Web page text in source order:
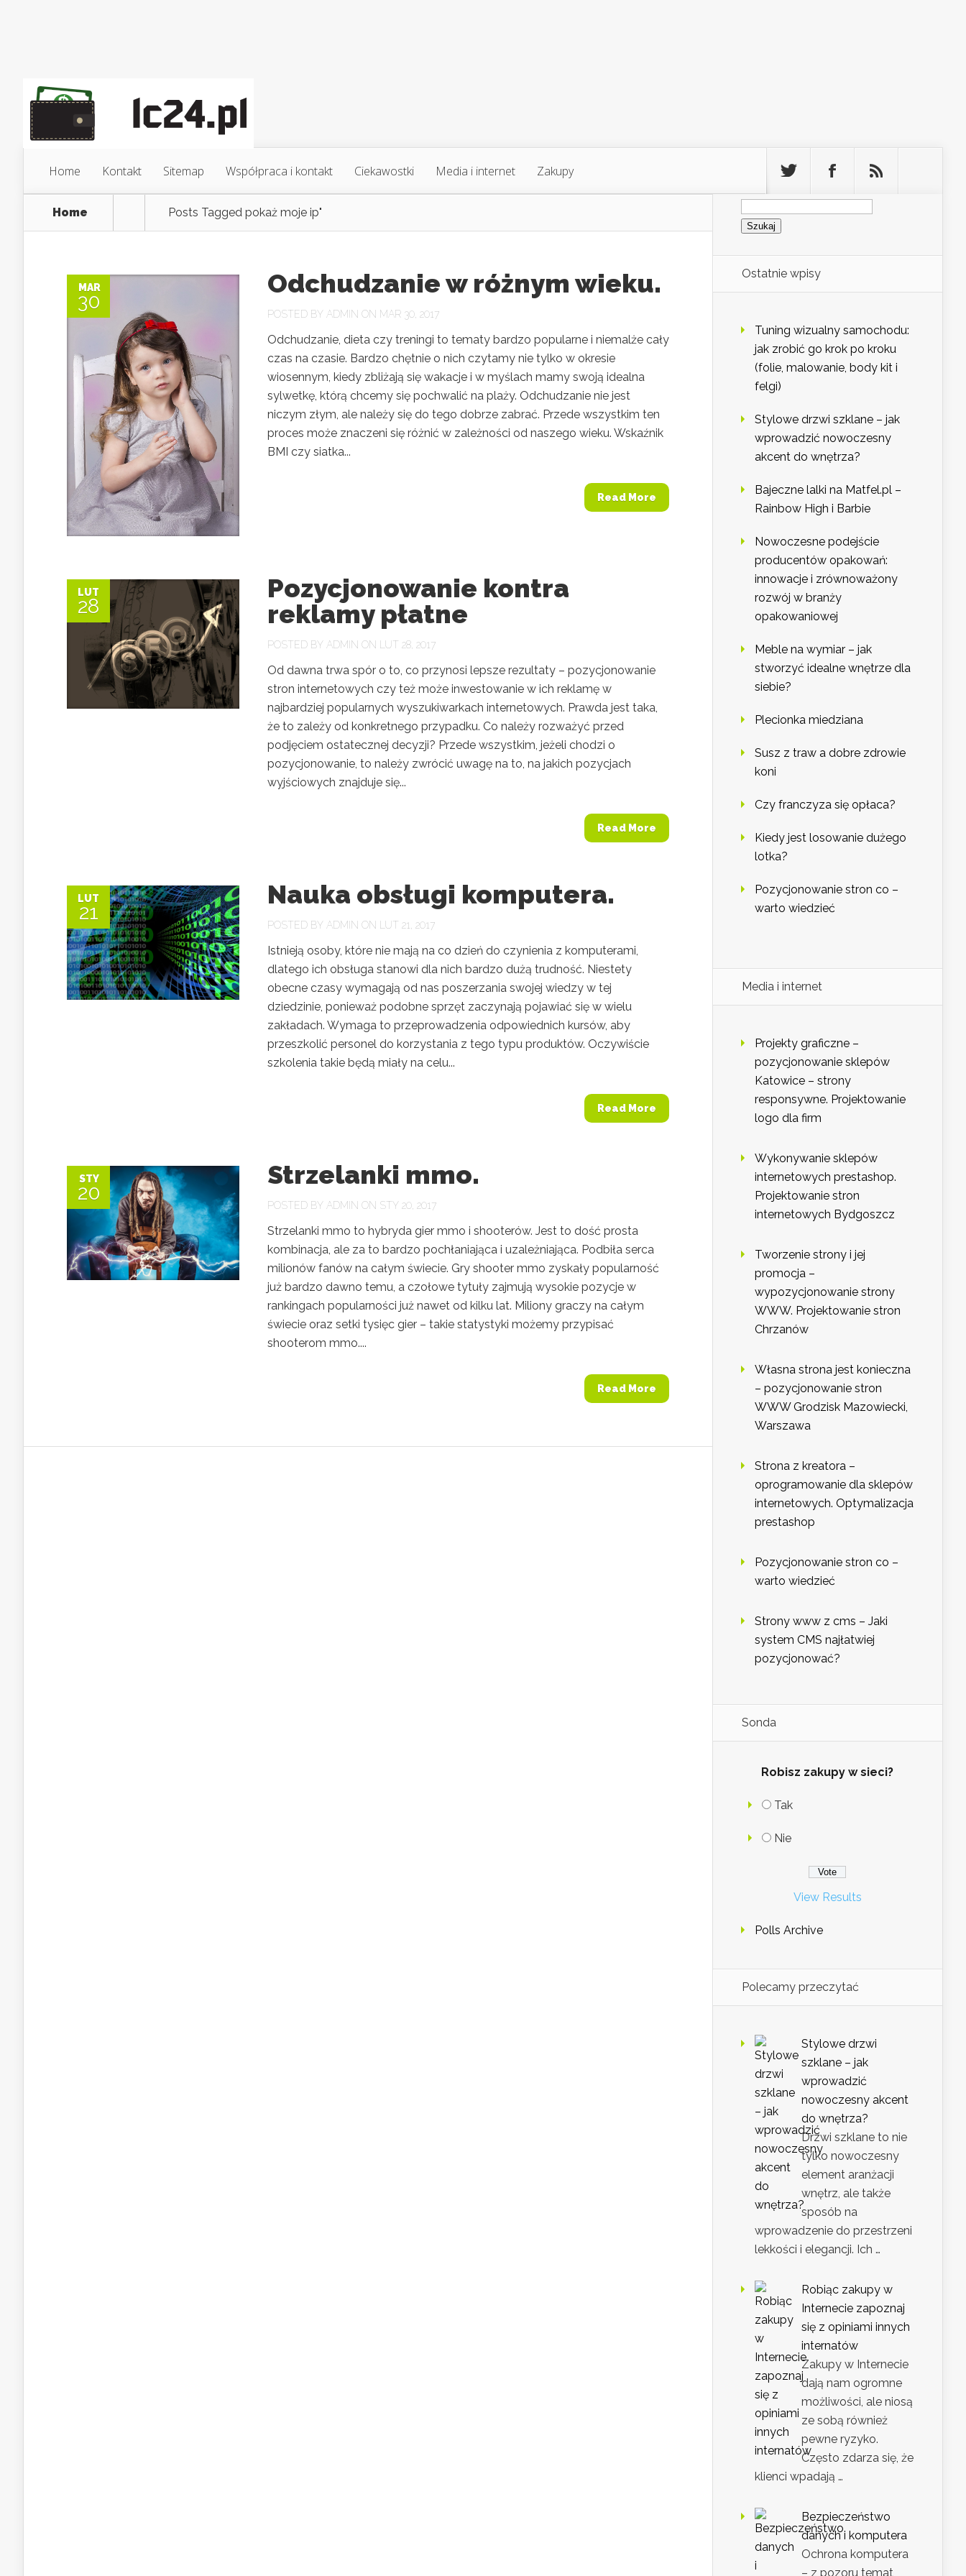
Home Kontakt Sitemap Współpraca i kontakt Ciekawostki Media i internet Zakupy
Home Posts Tagged pokaż moje ip"
MAR
30
Odchudzanie w różnym wieku.
POSTED BY ADMIN ON MAR 30, 2017
Odchudzanie, dieta czy treningi to tematy bardzo popularne i niemalże cały
czas na czasie. Bardzo chętnie o nich czytamy nie tylko w okresie
wiosennym, kiedy zbliżają się wakacje i w myślach mamy swoją idealna
sylwetkę, którą chcemy się pochwalić na plaży. Odchudzanie nie jest
niczym złym, ale należy się do tego dobrze zabrać. Przede wszystkim ten
proces może znaczeni się różnić w zależności od naszego wieku. Wskaźnik
BMI czy siatka...
Read More
LUT
28
Pozycjonowanie kontra
reklamy płatne
POSTED BY ADMIN ON LUT 28, 2017
Od dawna trwa spór o to, co przynosi lepsze rezultaty – pozycjonowanie
stron internetowych czy też może inwestowanie w ich reklamę w
najbardziej popularnych wyszukiwarkach internetowych. Prawda jest taka,
że to zależy od konkretnego przypadku. Co należy rozważyć przed
podjęciem ostatecznej decyzji? Przede wszystkim, jeżeli chodzi o
pozycjonowanie, to należy zwrócić uwagę na to, na jakich pozycjach
wyjściowych znajduje się...
Read More
LUT
21
Nauka obsługi komputera.
POSTED BY ADMIN ON LUT 21, 2017
Istnieją osoby, które nie mają na co dzień do czynienia z komputerami,
dlatego ich obsługa stanowi dla nich bardzo dużą trudność. Niestety
obecne czasy wymagają od nas poszerzania swojej wiedzy w tej
dziedzinie, ponieważ podobne sprzęt zaczynają pojawiać się w wielu
zakładach. Wymaga to przeprowadzenia odpowiednich kursów, aby
przeszkolić personel do korzystania z tego typu produktów. Oczywiście
szkolenia takie będą miały na celu...
Read More
STY
20
Strzelanki mmo.
POSTED BY ADMIN ON STY 20, 2017
Strzelanki mmo to hybryda gier mmo i shooterów. Jest to dość prosta
kombinacja, ale za to bardzo pochłaniająca i uzależniająca. Podbiła serca
milionów fanów na całym świecie. Gry shooter mmo zyskały popularność
już bardzo dawno temu, a czołowe tytuły zajmują wysokie pozycje w
rankingach popularności już nawet od kilku lat. Miliony graczy na całym
świecie oraz setki tysięc gier – takie statystyki możemy przypisać
shooterom mmo....
Read More
Szukaj:
Ostatnie wpisy
Tuning wizualny samochodu:
jak zrobić go krok po kroku
(folie, malowanie, body kit i
felgi)
Stylowe drzwi szklane – jak
wprowadzić nowoczesny
akcent do wnętrza?
Bajeczne lalki na Matfel.pl –
Rainbow High i Barbie
Nowoczesne podejście
producentów opakowań:
innowacje i zrównoważony
rozwój w branży
opakowaniowej
Meble na wymiar – jak
stworzyć idealne wnętrze dla
siebie?
Plecionka miedziana
Susz z traw a dobre zdrowie
koni
Czy franczyza się opłaca?
Kiedy jest losowanie dużego
lotka?
Pozycjonowanie stron co –
warto wiedzieć
Media i internet
Projekty graficzne –
pozycjonowanie sklepów
Katowice – strony
responsywne. Projektowanie
logo dla firm
Wykonywanie sklepów
internetowych prestashop.
Projektowanie stron
internetowych Bydgoszcz
Tworzenie strony i jej
promocja –
wypozycjonowanie strony
WWW. Projektowanie stron
Chrzanów
Własna strona jest konieczna
– pozycjonowanie stron
WWW Grodzisk Mazowiecki,
Warszawa
Strona z kreatora –
oprogramowanie dla sklepów
internetowych. Optymalizacja
prestashop
Pozycjonowanie stron co –
warto wiedzieć
Strony www z cms – Jaki
system CMS najłatwiej
pozycjonować?
Sonda
Robisz zakupy w sieci?
Tak
Nie
View Results
Polls Archive
Polecamy przeczytać
Stylowe drzwi
szklane – jak
wprowadzić
nowoczesny akcent
do wnętrza?
Drzwi szklane to nie
tylko nowoczesny
element aranżacji
wnętrz, ale także
sposób na
wprowadzenie do przestrzeni
lekkości i elegancji. Ich …
Robiąc zakupy w
Internecie zapoznaj
się z opiniami innych
internatów
Zakupy w Internecie
dają nam ogromne
możliwości, ale niosą
ze sobą również
pewne ryzyko.
Często zdarza się, że
klienci wpadają …
Bezpieczeństwo
danych i komputera
Ochrona komputera
– z pozoru temat